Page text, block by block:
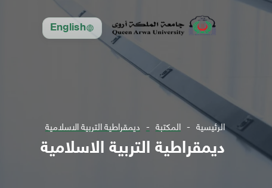
English
الرئيسية المكتبة ديمقراطية التربية الاسلامية
ديمقراطية التربية الاسلامية